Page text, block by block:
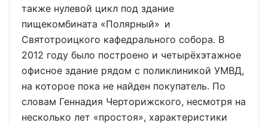
также нулевой цикл под здание
пищекомбината «Полярный» и
Святотроицкого кафедрального собора. В
2012 году было построено и четырёхэтажное
офисное здание рядом с поликлиникой УМВД,
на которое пока не найден покупатель. По
словам Геннадия Черторижского, несмотря на
несколько лет «простоя», характеристики